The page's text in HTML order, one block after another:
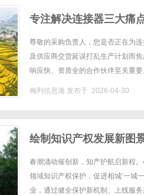
专注解决连接器三大痛
尊敬的采购负责人，您是否正在为
及供应商交货延误打乱生产计划而
响应快、资质全的合作伙伴至关重
梅列信息港 发布于 2026-04-30
绘制知识产权发展新图
春潮涌动催创新，知产护航启新程
领域知识产权保护，促进相城‘一城
业，通过健全保护新机制、上线服